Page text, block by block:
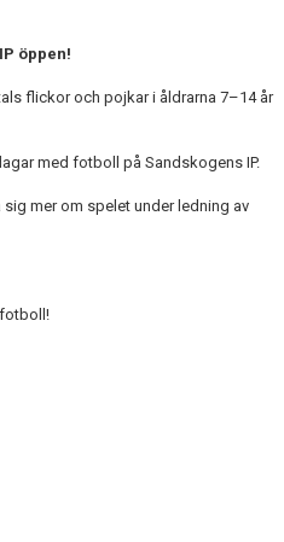
öppen!
flickor och pojkar i åldrarna 7–14 år
med fotboll på Sandskogens IP.
mer om spelet under ledning av